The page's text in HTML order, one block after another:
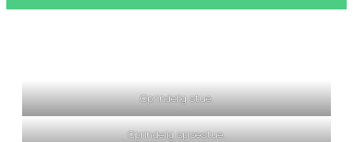
Oprindelig stue.
Oprindelig spisestue.